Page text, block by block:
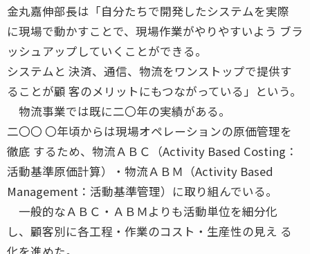
金丸嘉伸部長は「自分たちで開発したシステムを実際
に現場で動かすことで、現場作業がやりやすいよう ブラ
ッシュアップしていくことができる。
システムと 決済、通信、物流をワンストップで提供す
ることが顧 客のメリットにもつながっている」という。
物流事業では既に二〇年の実績がある。
二〇〇 〇年頃からは現場オペレーションの原価管理を
徹底 するため、物流ＡＢＣ（Activity Based Costing：
活動基準原価計算）・物流ＡＢＭ（Activity Based
Management：活動基準管理）に取り組んでいる。
一般的なＡＢＣ・ＡＢＭよりも活動単位を細分化
し、顧客別に各工程・作業のコスト・生産性の見え る